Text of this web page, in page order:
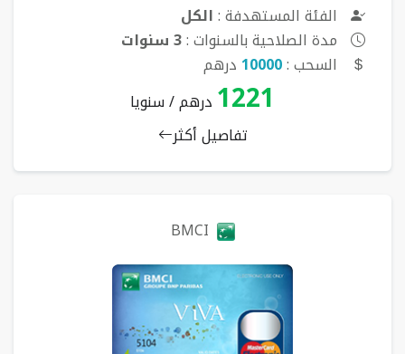
الفئة المستهدفة :الكل
مدة الصلاحية بالسنوات :3 سنوات
السحب :10000 درهم
1221 درهم / سنويا
تفاصيل أكثر
BMCI